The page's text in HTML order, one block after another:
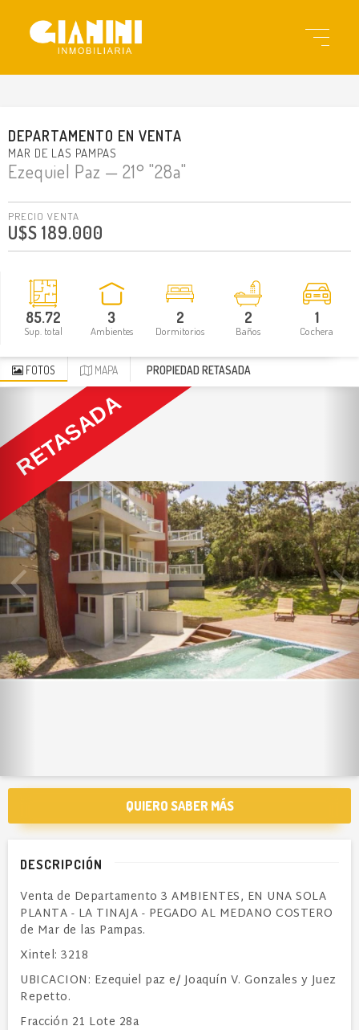
DEPARTAMENTO EN VENTA
MAR DE LAS PAMPAS
Ezequiel Paz — 21° "28a"
PRECIO VENTA
U$S 189.000
85.72
Sup. total
3
Ambientes
2
Dormitorios
2
Baños
1
Cochera
FOTOS MAPA PROPIEDAD RETASADA
QUIERO SABER MÁS
DESCRIPCIÓN
Venta de Departamento 3 AMBIENTES, EN UNA SOLA
PLANTA - LA TINAJA - PEGADO AL MEDANO COSTERO
de Mar de las Pampas.
Xintel: 3218
UBICACION: Ezequiel paz e/ Joaquín V. Gonzales y Juez
Repetto.
Fracción 21 Lote 28a